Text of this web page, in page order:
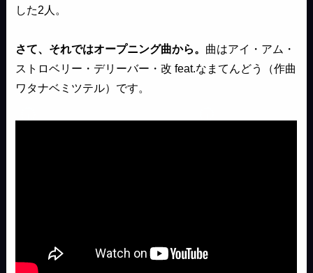
した2人。
さて、それではオープニング曲から。 曲はアイ・アム・
ストロベリー・デリーバー・改 feat.なまてんどう（作曲
ワタナベミツテル）です。